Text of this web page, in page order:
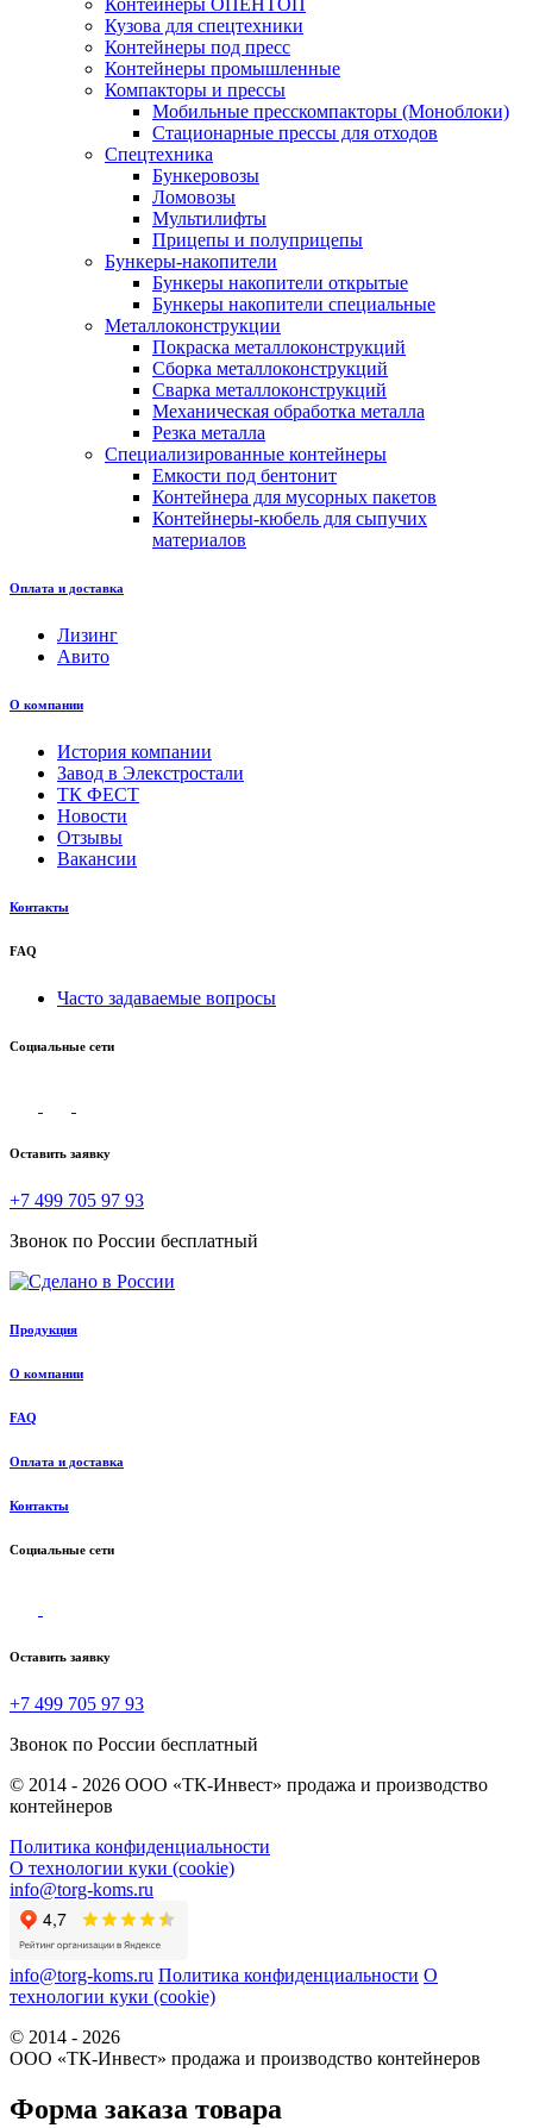
Контейнеры ОПЕНТОП
Кузова для спецтехники
Контейнеры под пресс
Контейнеры промышленные
Компакторы и прессы
Мобильные пресскомпакторы (Моноблоки)
Стационарные прессы для отходов
Спецтехника
Бункеровозы
Ломовозы
Мультилифты
Прицепы и полуприцепы
Бункеры-накопители
Бункеры накопители открытые
Бункеры накопители специальные
Металлоконструкции
Покраска металлоконструкций
Сборка металлоконструкций
Сварка металлоконструкций
Механическая обработка металла
Резка металла
Специализированные контейнеры
Емкости под бентонит
Контейнера для мусорных пакетов
Контейнеры-кюбель для сыпучих
материалов
Оплата и доставка
Лизинг
Авито
О компании
История компании
Завод в Элекстростали
ТК ФЕСТ
Новости
Отзывы
Вакансии
Контакты
FAQ
Часто задаваемые вопросы
Социальные сети
Оставить заявку
+7 499 705 97 93
Звонок по России бесплатный
Продукция
О компании
FAQ
Оплата и доставка
Контакты
Социальные сети
Оставить заявку
+7 499 705 97 93
Звонок по России бесплатный
© 2014 - 2026 ООО «ТК-Инвест» продажа и производство
контейнеров
Политика конфиденциальности
О технологии куки (cookie)
info@torg-koms.ru
info@torg-koms.ru Политика конфиденциальности О
технологии куки (cookie)
© 2014 - 2026
ООО «ТК-Инвест» продажа и производство контейнеров
Форма заказа товара